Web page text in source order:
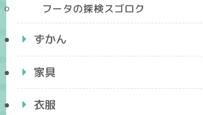
フータの探検スゴロク
ずかん
家具
衣服